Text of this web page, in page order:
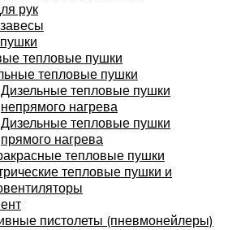
рук
тепловые пушки
тепловые пушки
Дизельные тепловые пушки
непрямого нагрева
Дизельные тепловые пушки
прямого нагрева
тепловые пушки
тепловые пушки и
пистолеты (пневмонейлеры)